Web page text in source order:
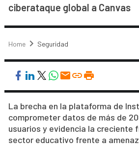
ciberataque global a Canvas
Home Seguridad
La brecha en la plataforma de
comprometer datos de más de
usuarios y evidencia la creciente
sector educativo frente a